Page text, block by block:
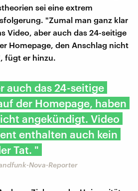
sei eine extrem
"Zumal man ganz klar
Video, aber auch das 24-seitige
Homepage, den Anschlag nicht
fügt er hinzu.
auch das 24-seitige
der Homepage, haben
angekündigt. Video
enthalten auch kein
Tat. "
Nova-Reporter